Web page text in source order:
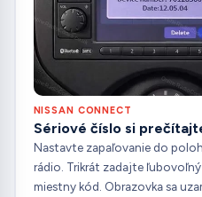
NISSAN CONNECT
Sériové číslo si
Nastavte zapaľovanie do
rádio. Trikrát zadajte
miestny kód. Obrazovka sa